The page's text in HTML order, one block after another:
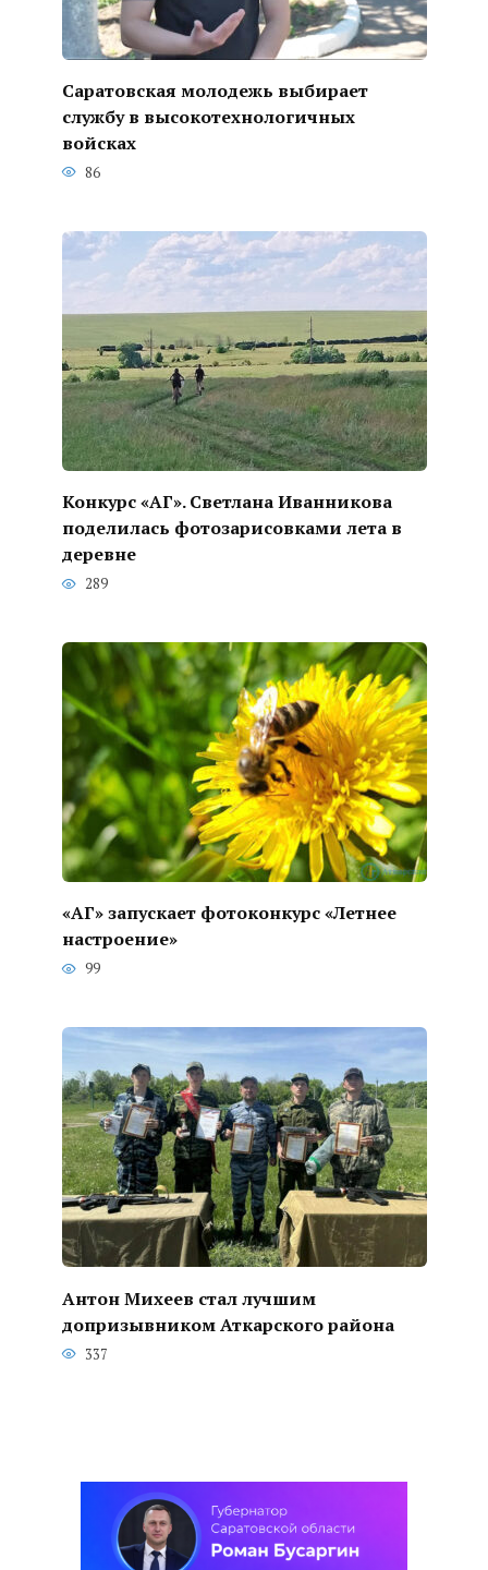
Саратовская молодежь выбирает
службу в высокотехнологичных
войсках
86
Конкурс «АГ». Светлана Иванникова
поделилась фотозарисовками лета в
деревне
289
«АГ» запускает фотоконкурс «Летнее
настроение»
99
Антон Михеев стал лучшим
допризывником Аткарского района
337